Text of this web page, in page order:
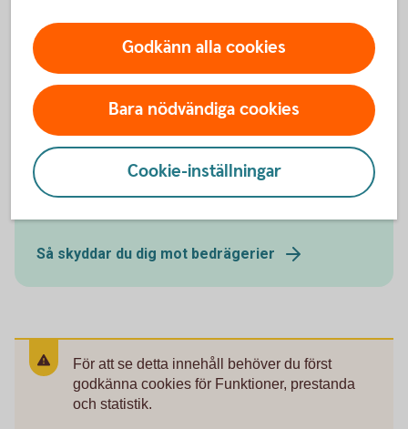
bedrägeri
Skydda dig mot bedrägerier
Läs mer om vanliga bedrägerier och hur du skyddar
Så skyddar du dig mot bedrägerier
För att se detta innehåll behöver du först
godkänna cookies för Funktioner, prestanda
och statistik.
Godkänn alla cookies
Bara nödvändiga cookies
Cookie-inställningar